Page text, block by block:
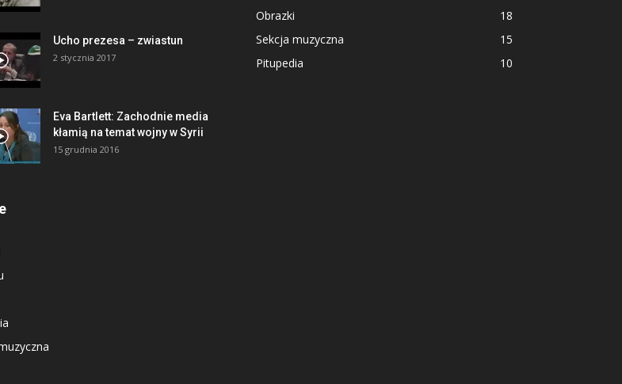
Ucho prezesa – zwiastun
2 stycznia 2017
Eva Bartlett: Zachodnie media
kłamią na temat wojny w Syrii
15 grudnia 2016
Obrazki
18
Sekcja muzyczna
15
Pitupedia
10